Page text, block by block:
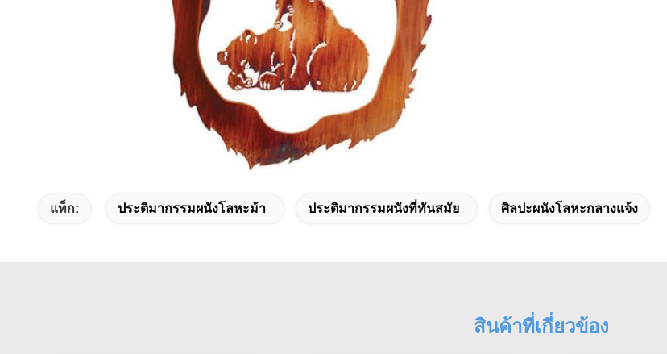
แท็ก: ประติมากรรมผนังโลหะม้า ประติมากรรมผนังที่ทันสมัย ศิลปะผนังโลหะกลางแจ้ง
สินค้าที่เกี่ยวข้อง